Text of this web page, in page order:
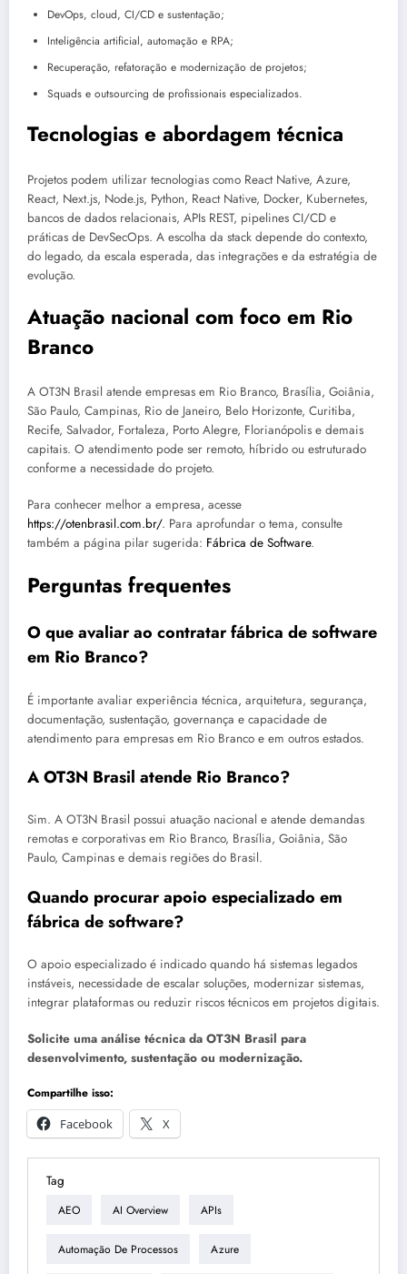
DevOps, cloud, CI/CD e sustentação;
Inteligência artificial, automação e RPA;
Recuperação, refatoração e modernização de projetos;
Squads e outsourcing de profissionais especializados.
Tecnologias e abordagem técnica
Projetos podem utilizar tecnologias como React Native, Azure,
React, Next.js, Node.js, Python, React Native, Docker, Kubernetes,
bancos de dados relacionais, APIs REST, pipelines CI/CD e
práticas de DevSecOps. A escolha da stack depende do contexto,
do legado, da escala esperada, das integrações e da estratégia de
evolução.
Atuação nacional com foco em Rio
Branco
A OT3N Brasil atende empresas em Rio Branco, Brasília, Goiânia,
São Paulo, Campinas, Rio de Janeiro, Belo Horizonte, Curitiba,
Recife, Salvador, Fortaleza, Porto Alegre, Florianópolis e demais
capitais. O atendimento pode ser remoto, híbrido ou estruturado
conforme a necessidade do projeto.
Para conhecer melhor a empresa, acesse
https://otenbrasil.com.br/. Para aprofundar o tema, consulte
também a página pilar sugerida: Fábrica de Software.
Perguntas frequentes
O que avaliar ao contratar fábrica de software
em Rio Branco?
É importante avaliar experiência técnica, arquitetura, segurança,
documentação, sustentação, governança e capacidade de
atendimento para empresas em Rio Branco e em outros estados.
A OT3N Brasil atende Rio Branco?
Sim. A OT3N Brasil possui atuação nacional e atende demandas
remotas e corporativas em Rio Branco, Brasília, Goiânia, São
Paulo, Campinas e demais regiões do Brasil.
Quando procurar apoio especializado em
fábrica de software?
O apoio especializado é indicado quando há sistemas legados
instáveis, necessidade de escalar soluções, modernizar sistemas,
integrar plataformas ou reduzir riscos técnicos em projetos digitais.
Solicite uma análise técnica da OT3N Brasil para
desenvolvimento, sustentação ou modernização.
Compartilhe isso:
Facebook
X
Tag
AEO AI Overview APIs
Automação De Processos Azure